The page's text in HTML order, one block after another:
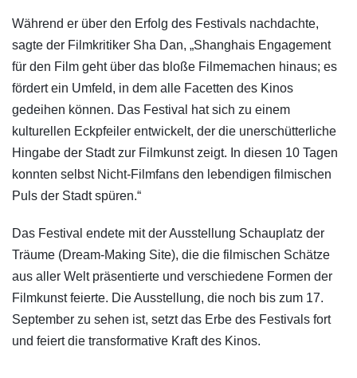
Während er über den Erfolg des Festivals nachdachte,
sagte der Filmkritiker Sha Dan, „Shanghais Engagement
für den Film geht über das bloße Filmemachen hinaus; es
fördert ein Umfeld, in dem alle Facetten des Kinos
gedeihen können. Das Festival hat sich zu einem
kulturellen Eckpfeiler entwickelt, der die unerschütterliche
Hingabe der Stadt zur Filmkunst zeigt. In diesen 10 Tagen
konnten selbst Nicht-Filmfans den lebendigen filmischen
Puls der Stadt spüren.“
Das Festival endete mit der Ausstellung Schauplatz der
Träume (Dream-Making Site), die die filmischen Schätze
aus aller Welt präsentierte und verschiedene Formen der
Filmkunst feierte. Die Ausstellung, die noch bis zum 17.
September zu sehen ist, setzt das Erbe des Festivals fort
und feiert die transformative Kraft des Kinos.